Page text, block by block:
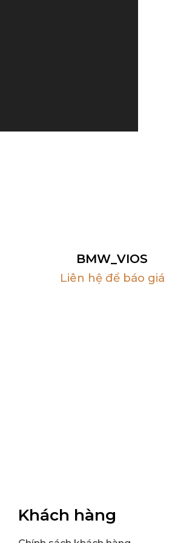
BMW_VIOS
Liên hệ để báo giá
Khách hàng